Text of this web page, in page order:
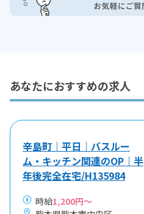
あなたにおすすめの求人
辛島町｜平日｜バスルー
ム・キッチン関連のOP｜半
年後完全在宅/H135984
時給1,200円～